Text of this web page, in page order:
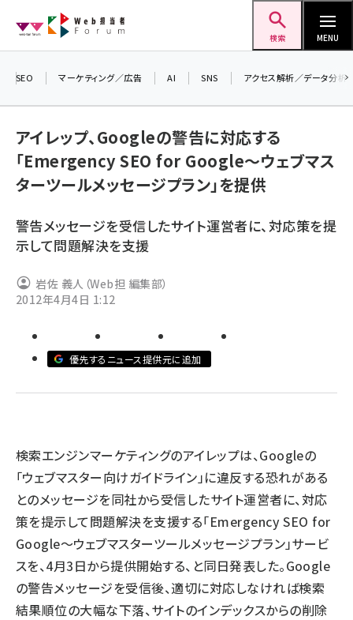
ン
検索 MENU
seo (3526)
youtube (2434)
セミナー (2307)
meo (1275)
SEO マーケティング／広告 AI SNS アクセス解析／データ分析
アイレップ、Googleの警告に対応する
「Emergency SEO for Google～ウェブマス
ターツールメッセージプラン」を提供
警告メッセージを受信したサイト運営者に、対応策を提
示して問題解決を支援
岩佐 義人（Web担 編集部）
2012年4月4日 1:12
優先するニュース提供元に追加
検索エンジンマーケティングのアイレップは、Googleの
「ウェブマスター向けガイドライン」に違反する恐れがある
とのメッセージを同社から受信したサイト運営者に、対応
策を提示して問題解決を支援する「Emergency SEO for
Google～ウェブマスターツールメッセージプラン」サービ
スを、4月3日から提供開始する、と同日発表した。Google
の警告メッセージを受信後、適切に対応しなければ検索
結果順位の大幅な下落、サイトのインデックスからの削除